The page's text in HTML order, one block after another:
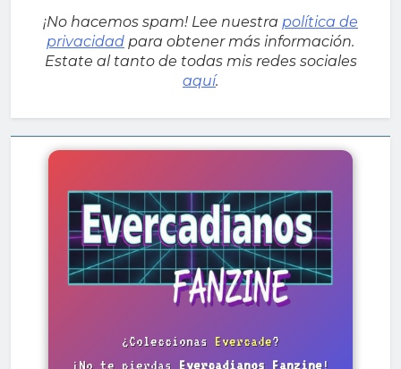
¡No hacemos spam! Lee nuestra política de
privacidad para obtener más información.
Estate al tanto de todas mis redes sociales
aquí.
¿Coleccionas Evercade?
¡No te pierdas Evercadianos Fanzine!